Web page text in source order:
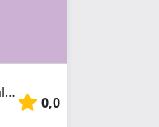
Farmaciaanabelenmorales
0,0